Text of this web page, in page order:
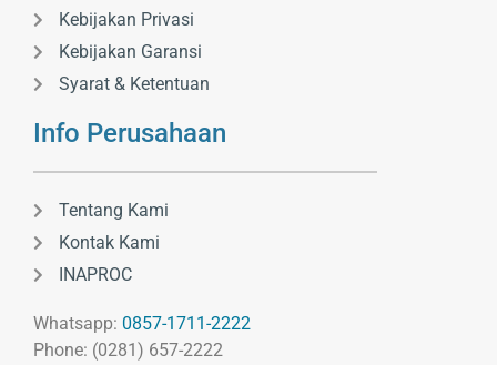
Kebijakan Privasi
Kebijakan Garansi
Syarat & Ketentuan
Info Perusahaan
Tentang Kami
Kontak Kami
INAPROC
Whatsapp: 0857-1711-2222
Phone: (0281) 657-2222